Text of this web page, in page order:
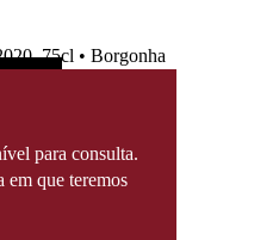
75cl • Borgonha
para consulta.
em que teremos